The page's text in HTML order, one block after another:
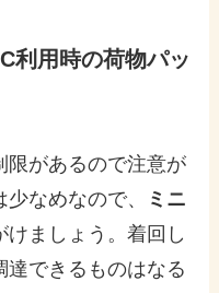
利用時の荷物パッ
限があるので注意が
なめなので、
ミニ
けましょう。着回し
達できるものはなる